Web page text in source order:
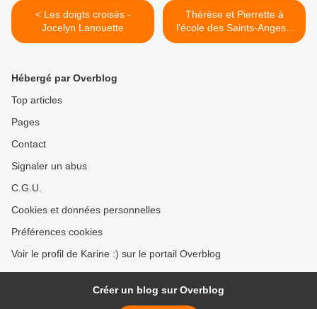
< Les doigts croisés -
Jocelyn Lanouette
Thérèse et Pierrette à
l'école des Saints-Anges -
Michel Tremblay >
Hébergé par Overblog
Top articles
Pages
Contact
Signaler un abus
C.G.U.
Cookies et données personnelles
Préférences cookies
Voir le profil de Karine :) sur le portail Overblog
Créer un blog sur Overblog